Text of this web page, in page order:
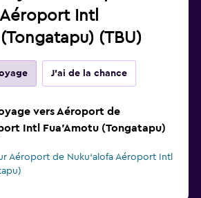
Aéroport Intl
(TBU)
J'ai de la chance
vers Aéroport de
Intl Fua'Amotu (Tongatapu)
Aéroport de Nuku‘alofa Aéroport Intl